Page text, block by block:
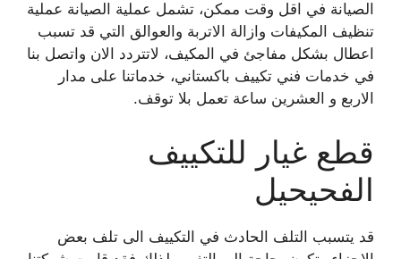
الصيانة في اقل وقت ممكن، تشمل عملية الصيانة عملية
تنظيف المكيفات وازالة الاتربة والعوالق التي قد تسبب
اعطال بشكل مفاجئ في المكيف، لاتتردد الان واتصل بنا
في خدمات فني تكييف باكستاني، خدماتنا على مدار
الاربع و العشرين ساعة تعمل بلا توقف.
قطع غيار للتكييف
الفحيحيل
قد يتسبب التلف الحادث في التكييف الى تلف بعض